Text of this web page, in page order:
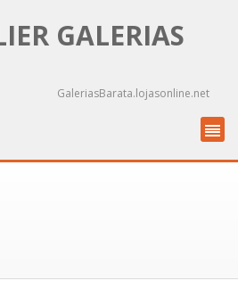
GALERIAS
GaleriasBarata.lojasonline.net